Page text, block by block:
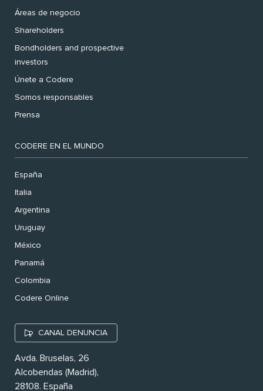
Áreas de negocio
Shareholders
Bondholders and prospective
investors
Únete a Codere
Somos responsables
Prensa
CODERE EN EL MUNDO
España
Italia
Argentina
Uruguay
México
Panamá
Colombia
Codere Online
CANAL DENUNCIA
Avda. Bruselas, 26
Alcobendas (Madrid),
28108. España